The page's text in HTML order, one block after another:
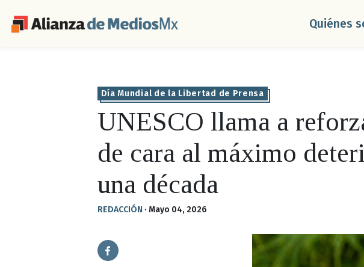
Quiénes
Día Mundial de la Libertad de Prensa
UNESCO llama a
de cara al máximo
una década
REDACCIÓN · Mayo 04, 2026